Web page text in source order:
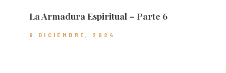
La Armadura Espiritual – Parte 6
8 DICIEMBRE, 2024